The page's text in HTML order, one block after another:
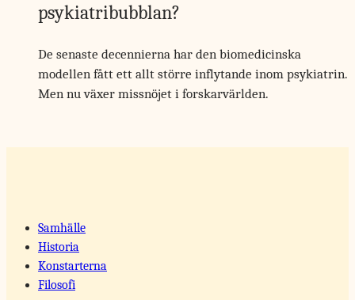
psykiatribubblan?
De senaste decennierna har den biomedicinska
modellen fått ett allt större inflytande inom psykiatrin.
Men nu växer missnöjet i forskarvärlden.
Samhälle
Historia
Konstarterna
Filosofi